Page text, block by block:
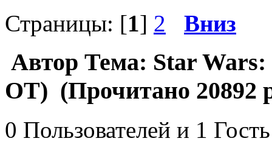
Страницы: [1] 2 Вниз
Автор Тема: Star
ОТ) (Прочитано 20892
0 Пользователей и 1